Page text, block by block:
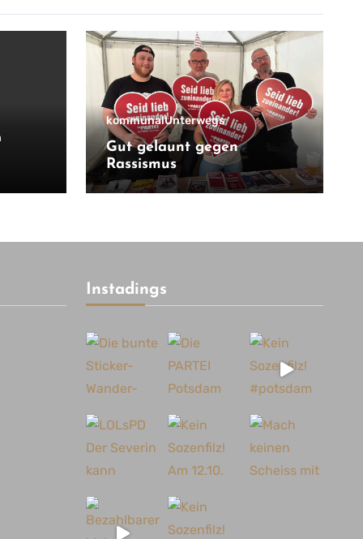
kommunalUnterwegs
Gut gelaunt gegen
Rassismus
Instadings